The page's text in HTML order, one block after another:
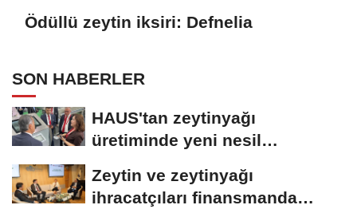
Ödüllü zeytin iksiri: Defnelia
SON HABERLER
HAUS'tan zeytinyağı
üretiminde yeni nesil
Zeytin ve zeytinyağı
ihracatçıları finansmanda